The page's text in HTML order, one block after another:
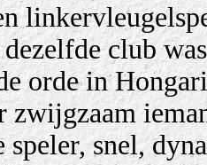
club
orde in
zwijgzaam
speler, snel,